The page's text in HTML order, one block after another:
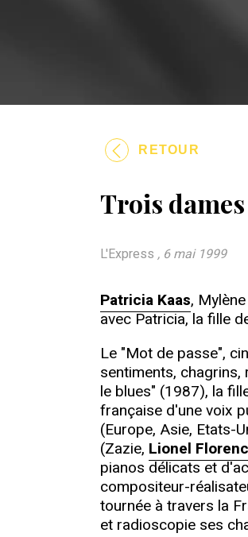
RETOUR
Trois
L'Express , 6 mai 1999
Patricia Kaas,
avec Patricia, la fille
Le "Mot de passe",
sentiments,
le blues" (1987), la
française d'une voix
(Europe, Asie, Etats-
(Zazie, Lionel
pianos délicats et
compositeur-
tournée à travers la
et radioscopie ses